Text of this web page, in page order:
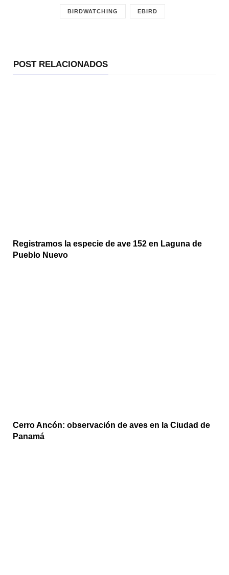
BIRDWATCHING EBIRD
POST RELACIONADOS
Registramos la especie de ave 152 en Laguna de
Pueblo Nuevo
Cerro Ancón: observación de aves en la Ciudad de
Panamá